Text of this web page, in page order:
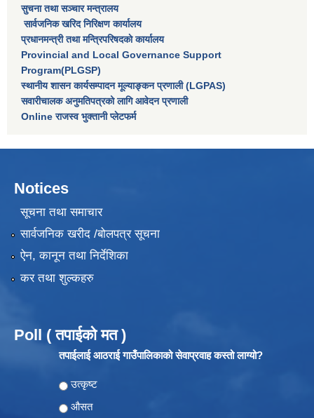
सुचना तथा सञ्चार मन्त्रालय
सार्वजनिक खरिद निरिक्षण कार्यालय
प्रधानमन्त्री तथा मन्त्रिपरिषदकाे कार्यालय
Provincial and Local Governance Support
Program(PLGSP)
स्थानीय शासन कार्यसम्पादन मूल्याङ्कन प्रणाली (LGPAS)
सवारीचालक अनुमतिपत्रको लागि आवेदन प्रणाली
Online राजस्व भुक्तानी प्लेटफर्म
Notices
सूचना तथा समाचार
सार्वजनिक खरीद /बोलपत्र सूचना
ऐन, कानून तथा निर्देशिका
कर तथा शुल्कहरु
Poll ( तपाईको मत )
तपाईलाई आठराई गाउँपालिकाको सेवाप्रवाह कस्तो लाग्यो?
Choices
उत्कृष्ट
औसत